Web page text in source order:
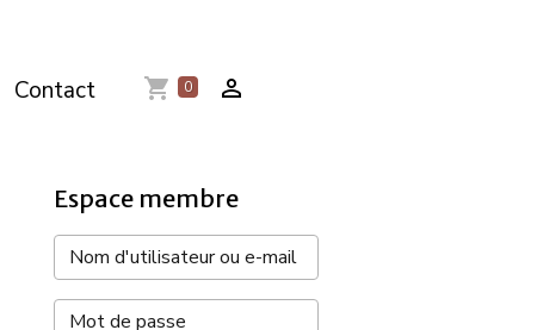
Contact 0
Espace membre